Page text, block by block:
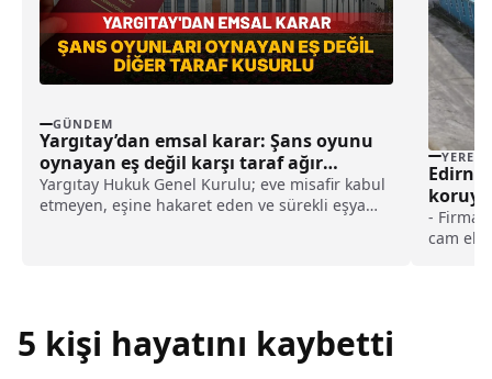
GÜNDEM
Yargıtay’dan emsal karar: Şans oyunu
oynayan eş değil karşı taraf ağır
kusurlu sayıldı
Yargıtay Hukuk Genel Kurulu; eve misafir kabul
etmeyen, eşine hakaret eden ve sürekli eşya
YEREL
- Firma
cam
5 kişi hayatını kaybetti